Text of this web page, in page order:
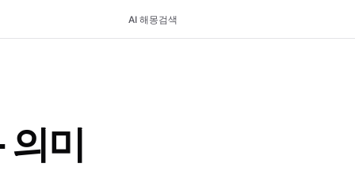
AI 해몽검색
의미